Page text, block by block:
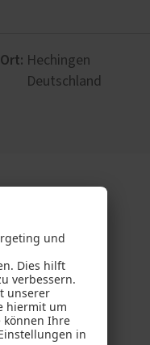
Ort: Hechingen
Deutschland